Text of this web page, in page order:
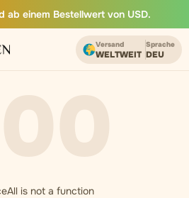
ab einem Bestellwert von USD.
Versand
WELTWEIT
Sprache
DEU
is not a function